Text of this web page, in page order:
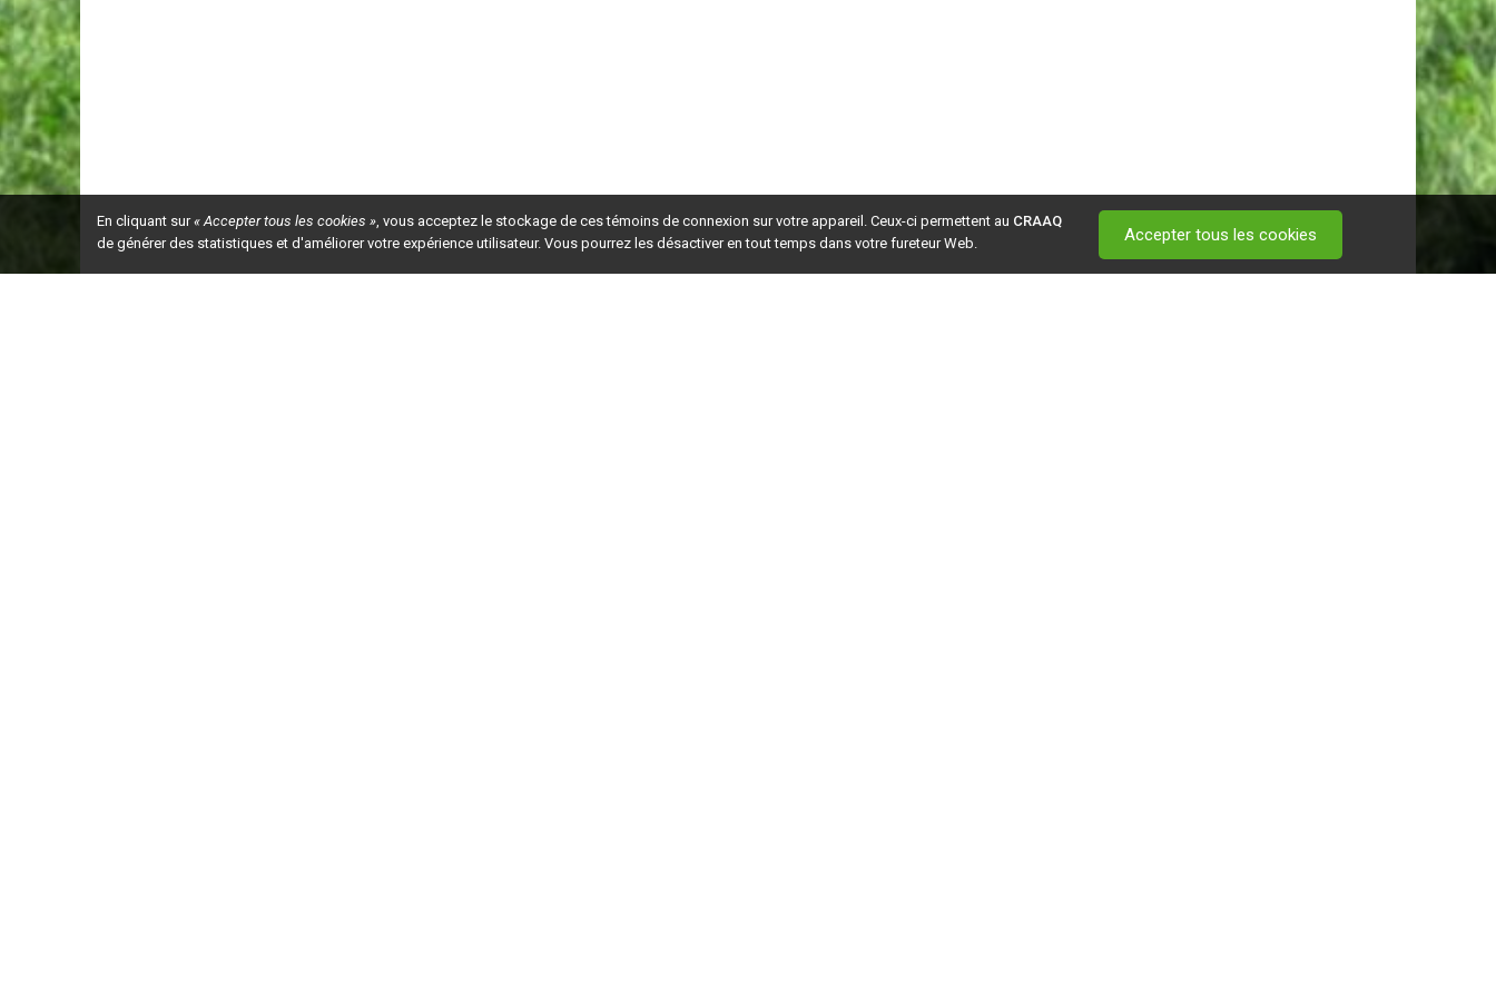
En cliquant sur« Accepter tous les cookies », vous acceptez le stockage de ces témoins de connexion sur votre appareil. Ceux-ci permettent au CRAAQ
de générer des statistiques et d'améliorer votre expérience utilisateur. Vous pourrez les désactiver en tout temps dans votre fureteur Web.
Accepter tous les cookies